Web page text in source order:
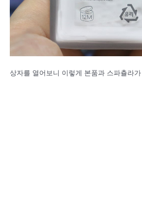
상자를 열어보니 이렇게 본품과 스파츌라